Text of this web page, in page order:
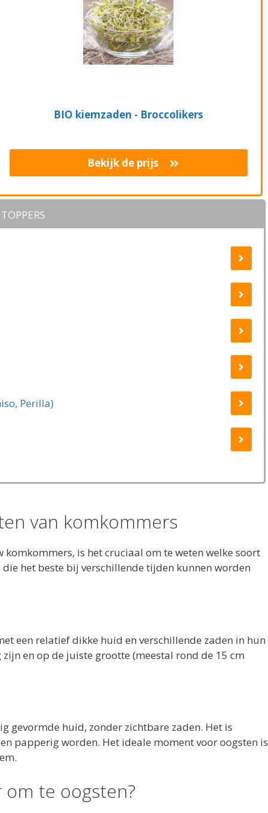
BIO kiemzaden - Broccolikers
Bekijk de prijs
Perilla)
van komkommers
is het cruciaal om te weten welke soort
het beste bij verschillende tijden kunnen worden
een relatief dikke huid en verschillende zaden in hun
en op de juiste grootte (meestal rond de 15 cm
gevormde huid, zonder zichtbare zaden. Het is
papperig worden. Het ideale moment voor oogsten is
te oogsten?